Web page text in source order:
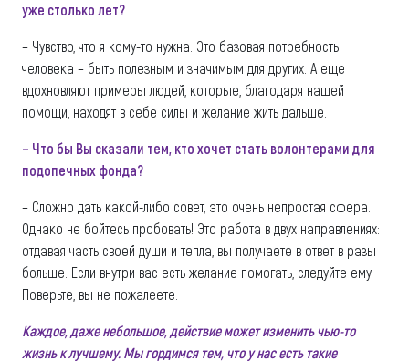
уже столько лет?
– Чувство, что я кому-то нужна. Это базовая потребность
человека – быть полезным и значимым для других. А еще
вдохновляют примеры людей, которые, благодаря нашей
помощи, находят в себе силы и желание жить дальше.
– Что бы Вы сказали тем, кто хочет стать волонтерами для
подопечных фонда?
– Сложно дать какой-либо совет, это очень непростая сфера.
Однако не бойтесь пробовать! Это работа в двух направлениях:
отдавая часть своей души и тепла, вы получаете в ответ в разы
больше. Если внутри вас есть желание помогать, следуйте ему.
Поверьте, вы не пожалеете.
Каждое, даже небольшое, действие может изменить чью-то
жизнь к лучшему. Мы гордимся тем, что у нас есть такие